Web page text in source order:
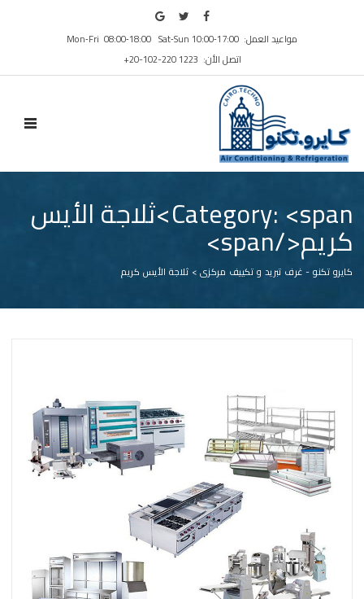
مواعيد العمل: Mon‑Fri 08:00‑18:00 Sat‑Sun 10:00‑17:00
اتصل الأن: ⁦+20-102-220 1223⁩
MENU
Category: <span>ثلاجة الأيس
كريم</span>
كايرو تكنو - غرف تبريد و تكييف مركزى> ثلاجة الأيس كريم